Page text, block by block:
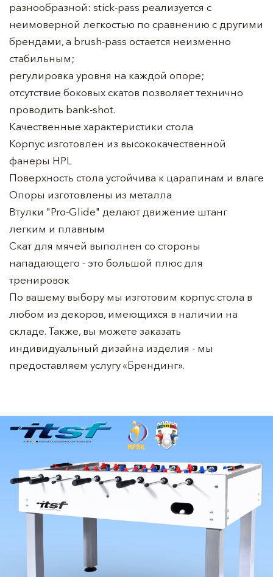
разнообразной: stick-pass реализуется с
неимоверной легкостью по сравнению с другими
брендами, а brush-pass остается неизменно
стабильным;
регулировка уровня на каждой опоре;
отсутствие боковых скатов позволяет технично
проводить bank-shot.
Качественные характеристики стола
Корпус изготовлен из высококачественной
фанеры HPL
Поверхность стола устойчива к царапинам и влаге
Опоры изготовлены из металла
Втулки "Pro-Glide" делают движение штанг
легким и плавным
Скат для мячей выполнен со стороны
нападающего - это большой плюс для
тренировок
По вашему выбору мы изготовим корпус стола в
любом из декоров, имеющихся в наличии на
складе. Также, вы можете заказать
индивидуальный дизайна изделия - мы
предоставляем услугу «Брендинг».